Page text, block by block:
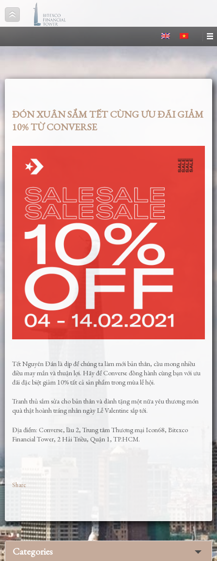
ĐÓN XUÂN SẮM TẾT CÙNG ƯU ĐÃI GIẢM
10% TỪ CONVERSE
Tết Nguyên Đán là dịp để chúng ta làm mới bản thân, cầu mong nhiều
điều may mắn và thuận lợi. Hãy để Converse đồng hành cùng bạn với ưu
đãi đặc biệt giảm 10% tất cả sản phẩm trong mùa lễ hội.
Tranh thủ sắm sửa cho bản thân và dành tặng một nữa yêu thương món
quà thật hoành tráng nhân ngày Lễ Valentine sắp tới.
Địa điểm: Converse, lầu 2, Trung tâm Thương mại Icon68, Bitexco
Financial Tower, 2 Hải Triều, Quận 1, TP.HCM.
Share
Categories